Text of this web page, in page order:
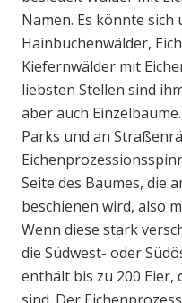
Namen. Es könnte sich
Hainbuchenwälder,
Kiefernwälder mit
liebsten Stellen sind
aber auch
Parks und an
Seite des Baumes, die
beschienen wird, also
Wenn diese stark
die Südwest- oder
enthält bis zu 200